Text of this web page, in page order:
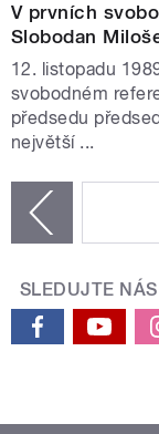
V prvních
Slobodan
12. listopadu
svobodném
předsedu
největší ...
SLEDUJTE NÁS